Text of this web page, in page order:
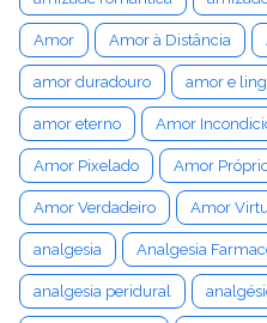
Amor Amor à Distância
amor duradouro amor e
amor eterno Amor
Amor Pixelado Amor
Amor Verdadeiro Amor
analgesia Analgesia
analgesia peridural